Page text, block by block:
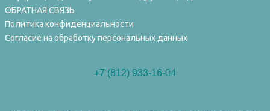
ОБРАТНАЯ СВЯЗЬ
Политика конфиденциальности
Согласие на обработку персональных данных
+7 (812) 933-16-04